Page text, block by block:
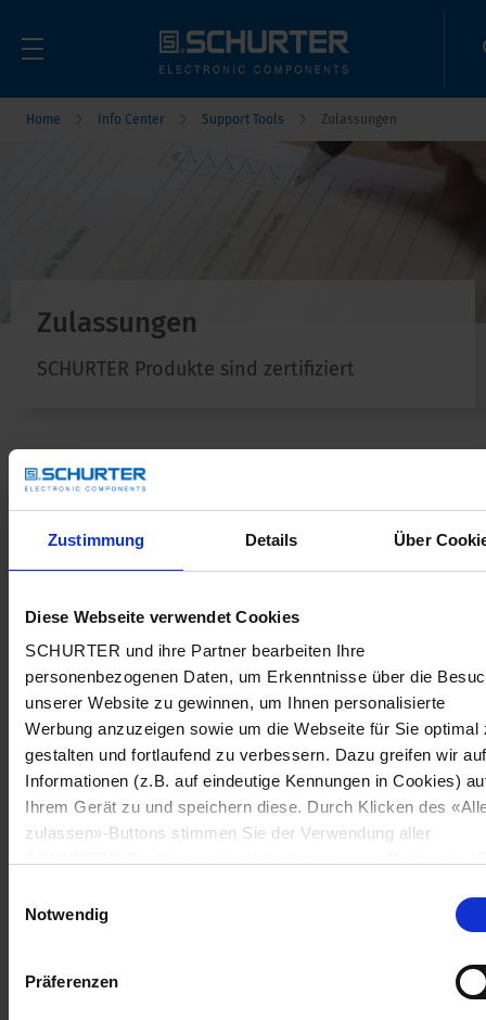
Zustimmung Details Über
Diese Webseite verwendet Cookies
SCHURTER und ihre Partner bearbeiten Ihre
personenbezogenen Daten, um Erkenntnisse über die
unserer Website zu gewinnen, um Ihnen personalisierte
Werbung anzuzeigen sowie um die Webseite für Sie optimal
gestalten und fortlaufend zu verbessern. Dazu greifen wir auf
Informationen (z.B. auf eindeutige Kennungen in Cookies)
Ihrem Gerät zu und speichern diese. Durch Klicken des
zulassen»-Buttons stimmen Sie der Verwendung aller
«Cookie-Einstellungen verwalten» am Seitenende klicken.
Einstellungen werden unseren Partnern gemeldet und haben
keinen Einfluss auf die Browserdaten. Weitere Informationen
erhalten Sie in unserer
Notwendig
Präferenzen
Home Info Center Support Tools Zulassungen
Zulassungen
SCHURTER Produkte sind zertifiziert